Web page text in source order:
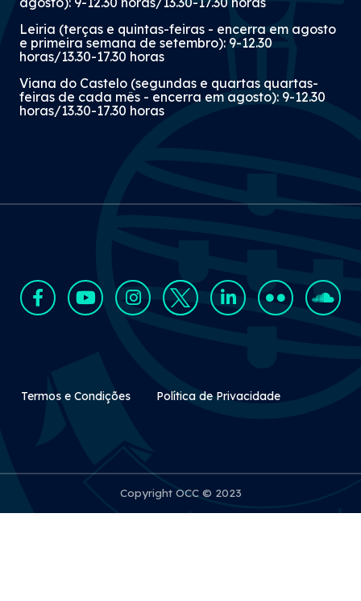
Leiria (terças e quintas-feiras - encerra em agosto
e primeira semana de setembro): 9-12.30
horas/13.30-17.30 horas
Viana do Castelo (segundas e quartas quartas-
feiras de cada mês - encerra em agosto): 9-12.30
horas/13.30-17.30 horas
Rodapé Secundário
Termos e Condições Política de Privacidade
Copyright OCC © 2023